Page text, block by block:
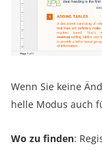
Wenn Sie keine
helle Modus auch
Wo zu finden: